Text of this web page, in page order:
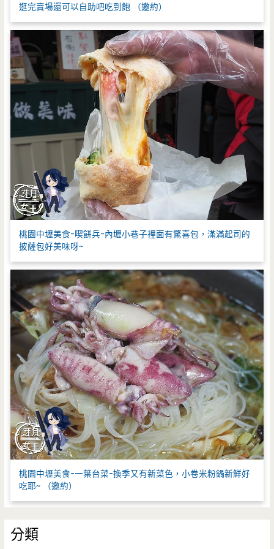
逛完賣場還可以自助吧吃到飽 （邀約）
桃園中壢美食-喫餅兵-內壢小巷子裡面有驚喜包，滿滿起司的
披薩包好美味呀~
桃園中壢美食-一葉台菜-換季又有新菜色，小卷米粉鍋新鮮好
吃耶~ （邀約）
分類